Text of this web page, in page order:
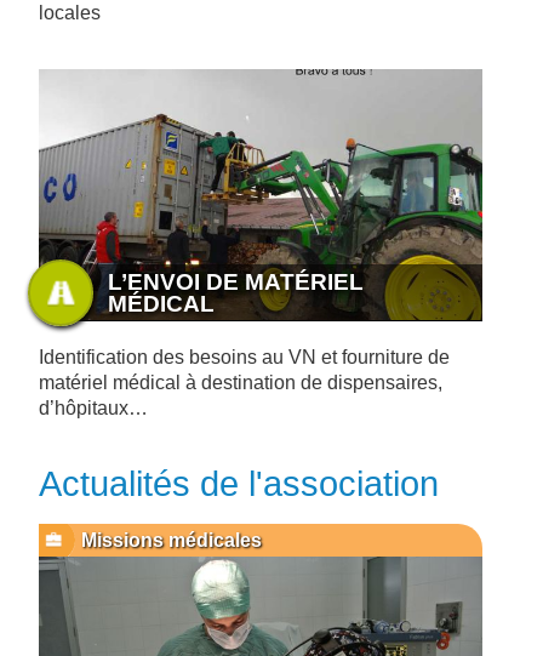
locales
L’ENVOI DE MATÉRIEL
MÉDICAL
Identification des besoins au VN et fourniture de
matériel médical à destination de dispensaires,
d’hôpitaux…
Actualités de l'association
Missions médicales